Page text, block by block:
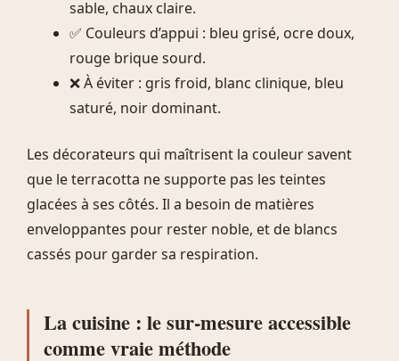
sable, chaux claire.
✅ Couleurs d’appui : bleu grisé, ocre doux,
rouge brique sourd.
❌ À éviter : gris froid, blanc clinique, bleu
saturé, noir dominant.
Les décorateurs qui maîtrisent la couleur savent
que le terracotta ne supporte pas les teintes
glacées à ses côtés. Il a besoin de matières
enveloppantes pour rester noble, et de blancs
cassés pour garder sa respiration.
La cuisine : le sur-mesure accessible
comme vraie méthode